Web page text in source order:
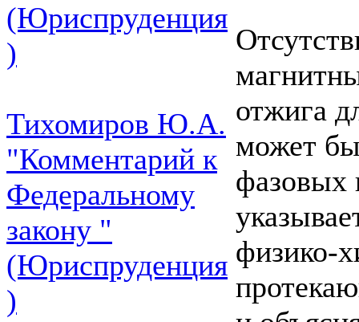
(Юриспруденция
)
Тихомиров Ю.А.
"Комментарий к
Федеральному
закону "
(Юриспруденция
)
отжига
может
фазовых
физико-